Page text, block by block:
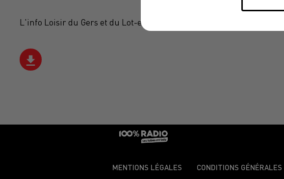
L'info Loisir du Gers et du Lot-et-Garonne du 11/06/2024
MENTIONS LÉGALES CONDITIONS